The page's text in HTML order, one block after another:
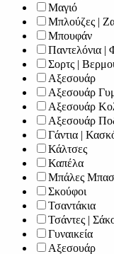
Μαγιό
Μπλούζες |
Μπουφάν
Παντελόνια |
Σορτς |
Αξεσουάρ
Αξεσουάρ
Αξεσουάρ
Αξεσουάρ
Γάντια |
Κάλτσες
Καπέλα
Μπάλες
Σκούφοι
Τσαντάκια
Τσάντες |
Γυναικεία
Αξεσουάρ